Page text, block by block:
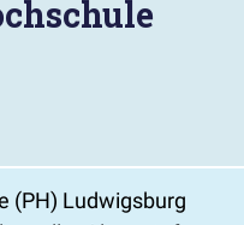
(PH) Ludwigsburg